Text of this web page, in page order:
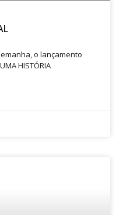
o lançamento
HISTÓRIA